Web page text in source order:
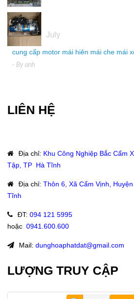
July
cung cấp motor mái hiên mái che mái
- By anh
LIÊN HỆ
Địa chỉ: Khu Công Nghiệp Bắc Cẩm
Tập, TP Hà Tĩnh
Địa chỉ: Thôn 6, Xã Cẩm Vịnh,
Tĩnh
ĐT: 094 121 5995
hoặc: 0941.600.600
Mail: dunghoaphatdat@gmail.com
LƯỢNG TRUY CẬP